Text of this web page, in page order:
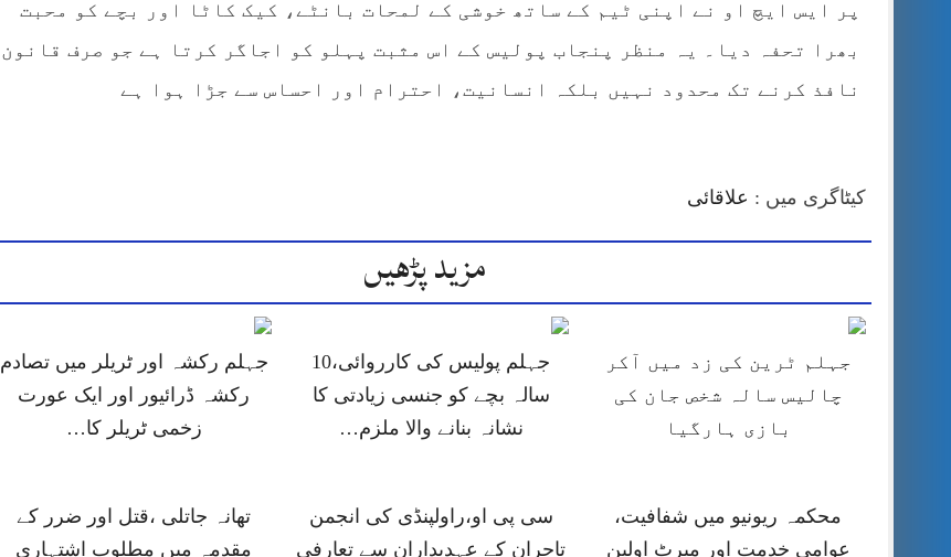
پر ایس ایچ او نے اپنی ٹیم کے ساتھ خوشی کے لمحات بانٹے، کیک کاٹا اور بچے کو محبت
بھرا تحفہ دیا۔ یہ منظر پنجاب پولیس کے اس مثبت پہلو کو اجاگر کرتا ہے جو صرف قانون
نافذ کرنے تک محدود نہیں بلکہ انسانیت، احترام اور احساس سے جڑا ہوا ہے
کیٹاگری میں : علاقائی
مزید پڑھیں
جہلم ٹرین کی زد میں آکر
چالیس سالہ شخص جان کی
بازی ہارگیا
جہلم پولیس کی کارروائی،10
سالہ بچے کو جنسی زیادتی کا
نشانہ بنانے والا ملزم…
جہلم رکشہ اور ٹریلر میں تصادم
رکشہ ڈرائیور اور ایک عورت
زخمی ٹریلر کا…
محکمہ ریونیو میں شفافیت،
عوامی خدمت اور میرٹ اولین
سی پی او،راولپنڈی کی انجمن
تاجران کے عہدیداران سے تعارفی
تھانہ جاتلی ،قتل اور ضرر کے
مقدمہ میں مطلوب اشتہاری